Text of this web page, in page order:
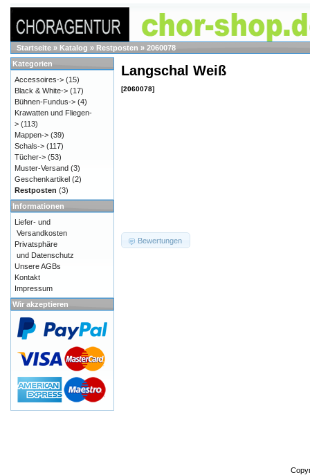
Startseite » Katalog » Restposten » 2060078
Langschal Weiß
[2060078]
Bewertungen
Kategorien
Accessoires-> (15)
Black & White-> (17)
Bühnen-Fundus-> (4)
Krawatten und Fliegen-
> (113)
Mappen-> (39)
Schals-> (117)
Tücher-> (53)
Muster-Versand (3)
Geschenkartikel (2)
Restposten (3)
Informationen
Liefer- und
Versandkosten
Privatsphäre
und Datenschutz
Unsere AGBs
Kontakt
Impressum
Wir akzeptieren